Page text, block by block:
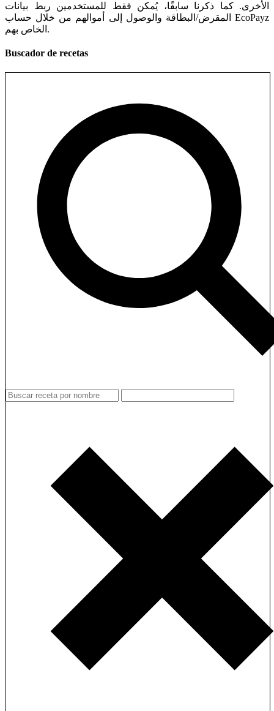
الأخرى. كما ذكرنا سابقًا، يُمكن فقط للمستخدمين ربط بيانات
المقرض/البطاقة والوصول إلى أموالهم من خلال حساب EcoPayz
الخاص بهم.
Buscador de recetas